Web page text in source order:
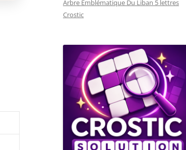
Arbre Emblématique Du Liban 5 lettres
Crostic